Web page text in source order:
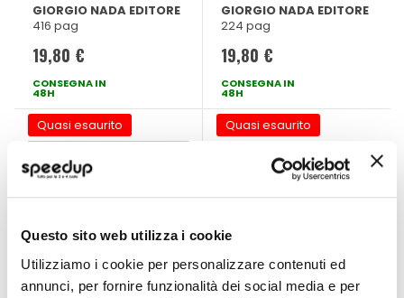
Questo sito web utilizza i cookie
Utilizziamo i cookie per personalizzare contenuti ed
annunci, per fornire funzionalità dei social media e per
Sahara - GIORGIO
NADA EDITORE
GIORGIO NADA EDITORE
416 pag
19,80 €
CONSEGNA IN
48H
regolamento -
GIORGIO NADA
EDITORE
GIORGIO NADA EDITORE
224 pag
19,80 €
CONSEGNA IN
48H
Quasi esaurito Quasi esaurito